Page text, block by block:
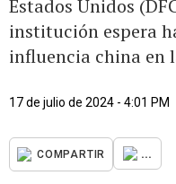
Estados Unidos
institución espera
influencia china en
17 de julio de 2024 - 4:01 PM
COMPARTIR ...